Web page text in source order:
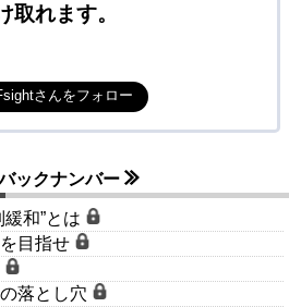
取れます。
さんをフォロー
ックナンバー
和”とは
目指せ
落とし穴